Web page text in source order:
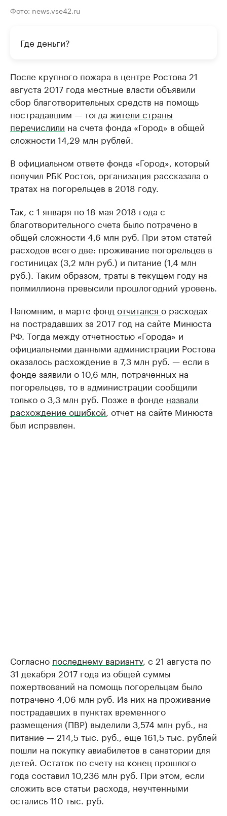
Фото: news.vse42.ru
Где деньги?
После крупного пожара в центре Ростова 21
августа 2017 года местные власти объявили
сбор благотворительных средств на помощь
пострадавшим — тогда жители страны
перечислили на счета фонда «Город» в общей
сложности 14,29 млн рублей.
В официальном ответе фонда «Город», который
получил РБК Ростов, организация рассказала о
тратах на погорельцев в 2018 году.
Так, с 1 января по 18 мая 2018 года с
благотворительного счета было потрачено в
общей сложности 4,6 млн руб. При этом статей
расходов всего две: проживание погорельцев в
гостиницах (3,2 млн руб.) и питание (1,4 млн
руб.). Таким образом, траты в текущем году на
полмиллиона превысили прошлогодний уровень.
Напомним, в марте фонд отчитался о расходах
на пострадавших за 2017 год на сайте Минюста
РФ. Тогда между отчетностью «Города» и
официальными данными администрации Ростова
оказалось расхождение в 7,3 млн руб. — если в
фонде заявили о 10,6 млн, потраченных на
погорельцев, то в администрации сообщили
только о 3,3 млн руб. Позже в фонде назвали
расхождение ошибкой, отчет на сайте Минюста
был исправлен.
Согласно последнему варианту, с 21 августа по
31 декабря 2017 года из общей суммы
пожертвований на помощь погорельцам было
потрачено 4,06 млн руб. Из них на проживание
пострадавших в пунктах временного
размещения (ПВР) выделили 3,574 млн руб., на
питание — 214,5 тыс. руб., еще 161,5 тыс. рублей
пошли на покупку авиабилетов в санатории для
детей. Остаток по счету на конец прошлого
года составил 10,236 млн руб. При этом, если
сложить все статьи расхода, неучтенными
остались 110 тыс. руб.